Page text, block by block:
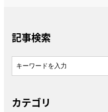
記事検索
カテゴリ